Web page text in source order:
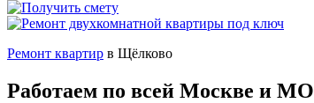
Ремонт квартир в Щёлково
Работаем по всей Москве и МО